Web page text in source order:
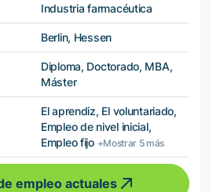
Industria farmacéutica
Berlin, Hessen
Diploma, Doctorado, MBA,
Máster
El aprendiz, El voluntariado,
Empleo de nivel inicial,
Empleo fijo +Mostrar 5 más
empleo actuales